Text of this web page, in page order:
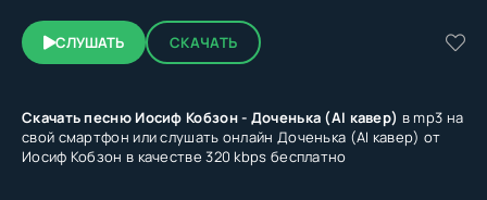
СЛУШАТЬ СКАЧАТЬ
Скачать песню Иосиф Кобзон - Доченька (AI кавер) в mp3 на
свой смартфон или слушать онлайн Доченька (AI кавер) от
Иосиф Кобзон в качестве 320 kbps бесплатно